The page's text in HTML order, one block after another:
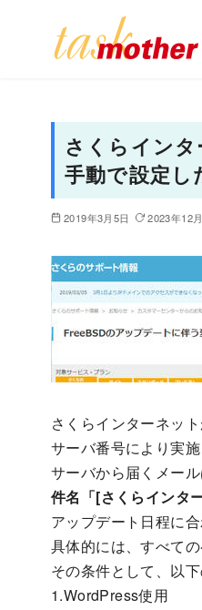
さくらイン
手動で設定し
2019年3月5日 2023年12
さくらインターネッ
サーバ番号により実
サーバから届くメー
件名「[さくらインタ
アップデート日程に
具体的には、すべて
その条件として、以
1.WordPress使用